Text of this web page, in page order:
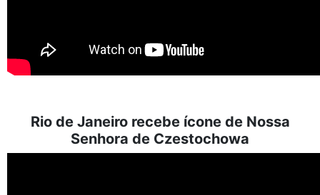
Rio de Janeiro recebe ícone de Nossa
Senhora de Czestochowa